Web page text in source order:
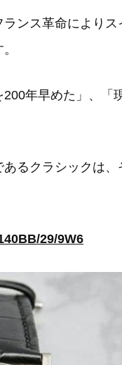
ンス革命により
年早めた」、
るクラシックは
29/9W6